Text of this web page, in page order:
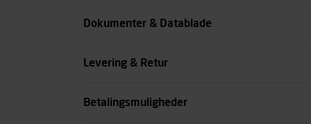
Dokumenter & Datablade
Levering & Retur
Betalingsmuligheder